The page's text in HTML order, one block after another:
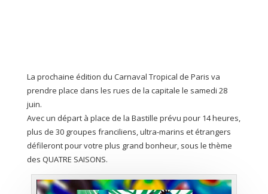
La prochaine édition du Carnaval Tropical de Paris va
prendre place dans les rues de la capitale le samedi 28
juin.
Avec un départ à place de la Bastille prévu pour 14 heures,
plus de 30 groupes franciliens, ultra-marins et étrangers
défileront pour votre plus grand bonheur, sous le thème
des QUATRE SAISONS.